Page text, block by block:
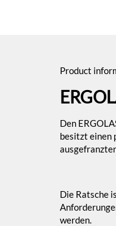
Product
Den
besitzt einen
Die Ratsche
werden.